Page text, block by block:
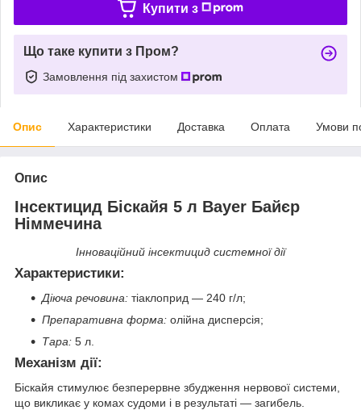
Купити з
Що таке купити з Пром?
Замовлення під захистом
Опис Характеристики Доставка Оплата Умови
Опис
Інсектицид Біскайя 5 л Bayer Байєр
Німмечина
Інноваційний інсектицид системної дії
Характеристики:
Діюча речовина: тіаклоприд — 240 г/л;
Препаративна форма: олійна дисперсія;
Тара: 5 л.
Механізм дії:
Біскайя стимулює безперервне збудження нервової системи,
що викликає у комах судоми і в результаті — загибель.